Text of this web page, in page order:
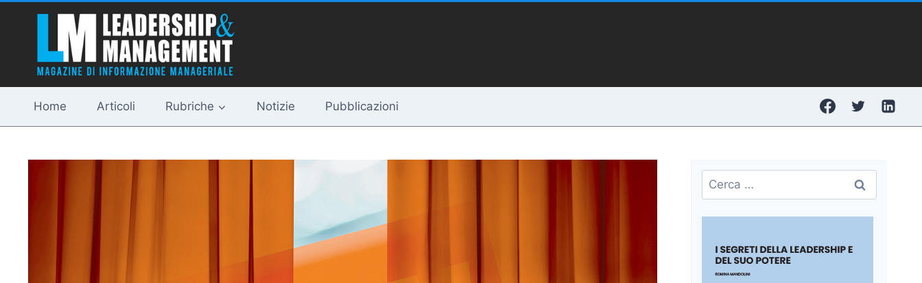
Home Articoli Rubriche Notizie Pubblicazioni
Ricerca
per: